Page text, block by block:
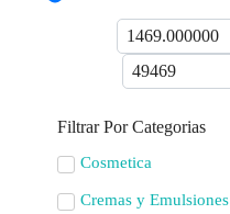
Filtrar Por Categorias
Cosmetica
Cremas y Emulsiones